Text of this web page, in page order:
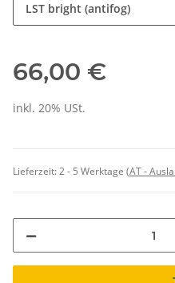
LST bright (antifog)
66,00 €
inkl. 20% USt.
Lieferzeit:2 - 5 Werktage (AT -